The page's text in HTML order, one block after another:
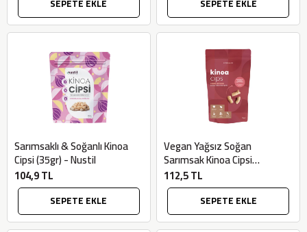
SEPETE EKLE SEPETE EKLE
Sarımsaklı & Soğanlı Kinoa
Cipsi (35gr) - Nustil
104,9 TL
SEPETE EKLE
Vegan Yağsız Soğan
Sarımsak Kinoa Cipsi
(Glutensiz, 35gr) - Slimplus
112,5 TL
SEPETE EKLE